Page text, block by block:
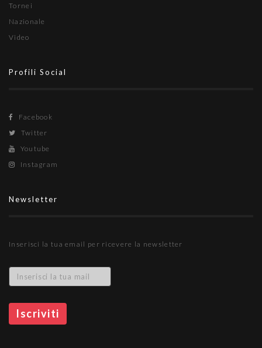
Tornei
Nazionale
Video
Profili Social
Facebook
Twitter
Youtube
Instagram
Newsletter
Inserisci la tua email per ricevere la newsletter